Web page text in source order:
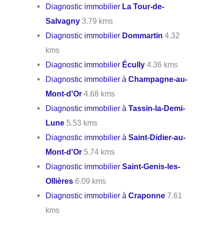
Diagnostic immobilier La Tour-de-
Salvagny 3.79 kms
Diagnostic immobilier Dommartin 4.32
kms
Diagnostic immobilier Écully 4.36 kms
Diagnostic immobilier àChampagne-au-
Mont-d'Or 4.68 kms
Diagnostic immobilier àTassin-la-Demi-
Lune 5.53 kms
Diagnostic immobilier àSaint-Didier-au-
Mont-d'Or 5.74 kms
Diagnostic immobilierSaint-Genis-les-
Ollières 6.09 kms
Diagnostic immobilier àCraponne 7.61
kms